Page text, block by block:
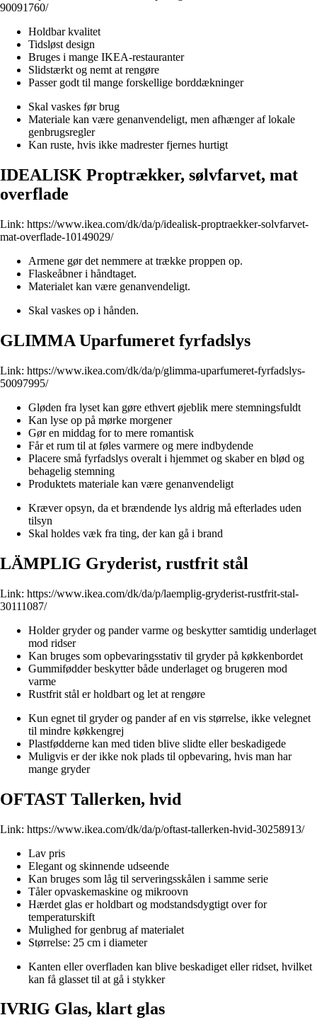
90091760/
Holdbar kvalitet
Tidsløst design
Bruges i mange IKEA-restauranter
Slidstærkt og nemt at rengøre
Passer godt til mange forskellige borddækninger
Skal vaskes før brug
Materiale kan være genanvendeligt, men afhænger af lokale
genbrugsregler
Kan ruste, hvis ikke madrester fjernes hurtigt
IDEALISK Proptrækker, sølvfarvet, mat
overflade
Link: https://www.ikea.com/dk/da/p/idealisk-proptraekker-solvfarvet-
mat-overflade-10149029/
Armene gør det nemmere at trække proppen op.
Flaskeåbner i håndtaget.
Materialet kan være genanvendeligt.
Skal vaskes op i hånden.
GLIMMA Uparfumeret fyrfadslys
Link: https://www.ikea.com/dk/da/p/glimma-uparfumeret-fyrfadslys-
50097995/
Gløden fra lyset kan gøre ethvert øjeblik mere stemningsfuldt
Kan lyse op på mørke morgener
Gør en middag for to mere romantisk
Får et rum til at føles varmere og mere indbydende
Placere små fyrfadslys overalt i hjemmet og skaber en blød og
behagelig stemning
Produktets materiale kan være genanvendeligt
Kræver opsyn, da et brændende lys aldrig må efterlades uden
tilsyn
Skal holdes væk fra ting, der kan gå i brand
LÄMPLIG Gryderist, rustfrit stål
Link: https://www.ikea.com/dk/da/p/laemplig-gryderist-rustfrit-stal-
30111087/
Holder gryder og pander varme og beskytter samtidig underlaget
mod ridser
Kan bruges som opbevaringsstativ til gryder på køkkenbordet
Gummifødder beskytter både underlaget og brugeren mod
varme
Rustfrit stål er holdbart og let at rengøre
Kun egnet til gryder og pander af en vis størrelse, ikke velegnet
til mindre køkkengrej
Plastfødderne kan med tiden blive slidte eller beskadigede
Muligvis er der ikke nok plads til opbevaring, hvis man har
mange gryder
OFTAST Tallerken, hvid
Link: https://www.ikea.com/dk/da/p/oftast-tallerken-hvid-30258913/
Lav pris
Elegant og skinnende udseende
Kan bruges som låg til serveringsskålen i samme serie
Tåler opvaskemaskine og mikroovn
Hærdet glas er holdbart og modstandsdygtigt over for
temperaturskift
Mulighed for genbrug af materialet
Størrelse: 25 cm i diameter
Kanten eller overfladen kan blive beskadiget eller ridset, hvilket
kan få glasset til at gå i stykker
IVRIG Glas, klart glas